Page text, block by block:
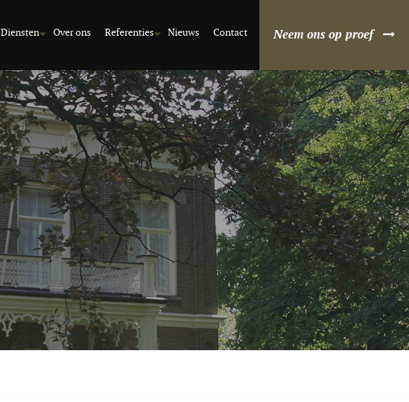
Diensten Over ons Referenties Nieuws Contact Neem ons op proef